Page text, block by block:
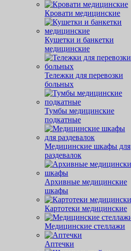
Кровати медицинские
Кушетки и банкетки
медицинские
Тележки для перевозки
больных
Тумбы медицинские
подкатные
Медицинские шкафы для
раздевалок
Архивные медицинские
шкафы
Картотеки медицинские
Медицинские стеллажи
Аптечки